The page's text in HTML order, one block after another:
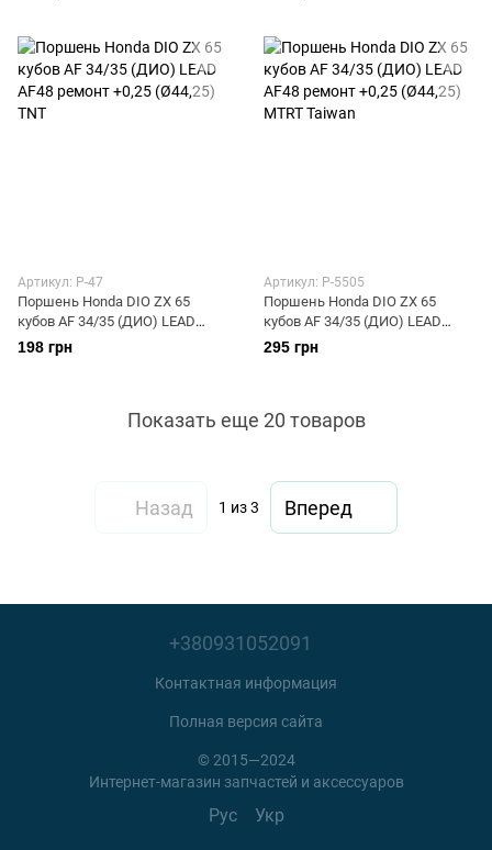
Артикул: P-47
Поршень Honda DIO ZX 65
кубов AF 34/35 (ДИО) LEAD
AF48 ремонт +0,25 (Ø44,25) TNT
198 грн
Артикул: P-5505
Поршень Honda DIO ZX 65
кубов AF 34/35 (ДИО) LEAD
AF48 ремонт +0,25 (Ø44,25)
MTRT Taiwan
295 грн
Показать еще 20 товаров
Назад 1 из 3 Вперед
+380931052091
Контактная информация
Полная версия сайта
© 2015—2024
Интернет-магазин запчастей и аксессуаров
Рус Укр